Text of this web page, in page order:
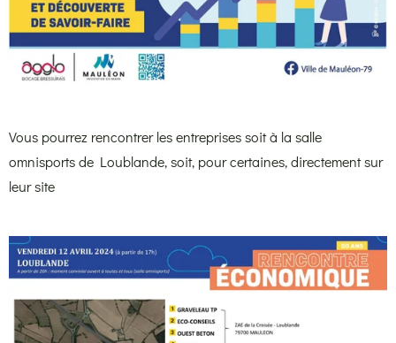
Vous pourrez rencontrer les entreprises soit à la salle
omnisports de Loublande, soit, pour certaines, directement sur
leur site